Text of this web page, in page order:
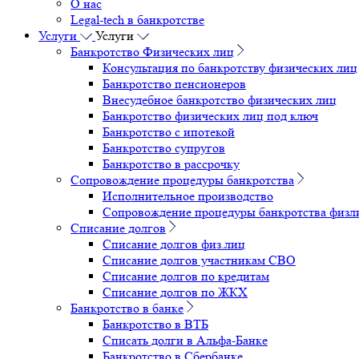
О нас
Legal-tech в банкротстве
Услуги
Услуги
Банкротство Физических лиц
Консультация по банкротству физических лиц
Банкротство пенсионеров
Внесудебное банкротство физических лиц
Банкротство физических лиц под ключ
Банкротство с ипотекой
Банкротство супругов
Банкротство в рассрочку
Сопровождение процедуры банкротства
Исполнительное производство
Сопровождение процедуры банкротства
Списание долгов
Списание долгов физ.лиц
Списание долгов участникам СВО
Списание долгов по кредитам
Списание долгов по ЖКХ
Банкротство в банке
Банкротство в ВТБ
Списать долги в Альфа-Банке